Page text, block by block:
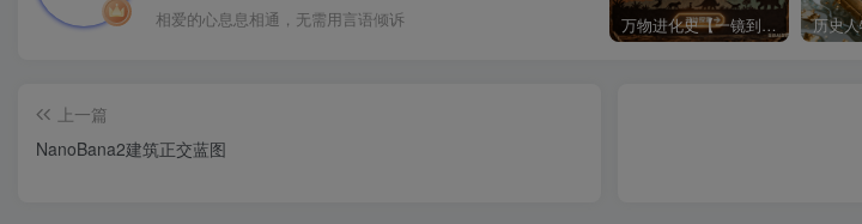
相爱的心息息相通，无需用言语倾诉 万物进化史【一镜到底】
上一篇
NanoBana2建筑正交蓝图